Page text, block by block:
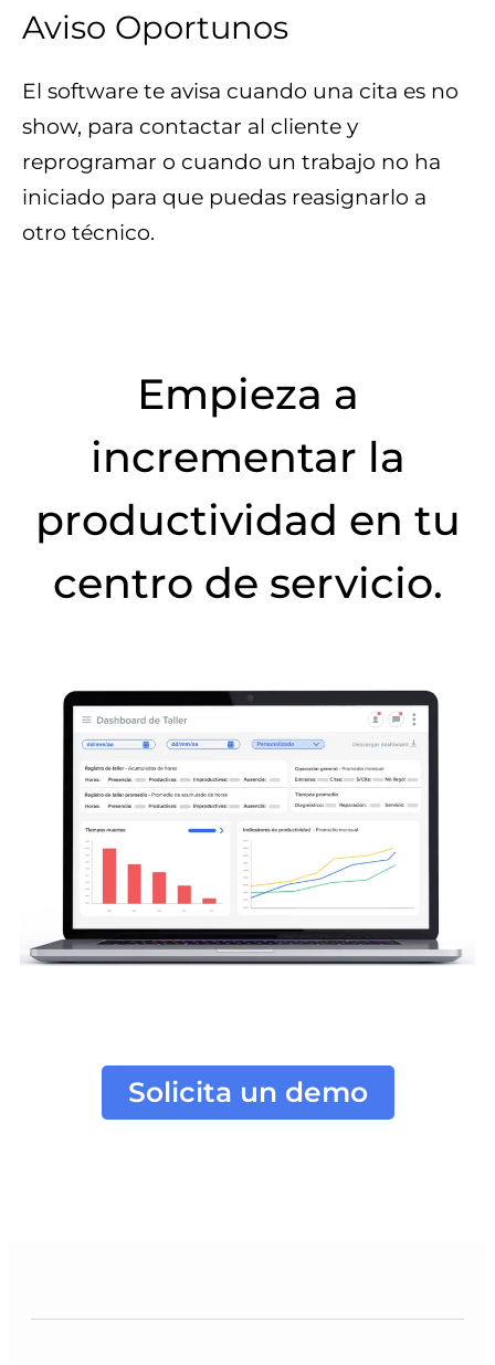
Aviso Oportunos
El software te avisa cuando una cita es no
show, para contactar al cliente y
reprogramar o cuando un trabajo no ha
iniciado para que puedas reasignarlo a
otro técnico.
Empieza a
incrementar la
productividad en tu
centro de servicio.
Solicita un demo